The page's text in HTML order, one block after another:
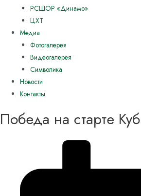
РСШОР «Динамо»
ЦХТ
Медиа
Фотогалерея
Видеогалерея
Символика
Новости
Контакты
Победа на старте